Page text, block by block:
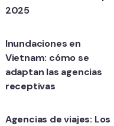
2025
Inundaciones en
Vietnam: cómo se
adaptan las agencias
receptivas
Agencias de viajes: Los